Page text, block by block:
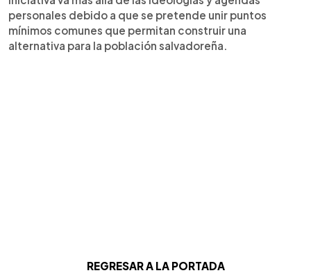
personales debido a que se pretende unir puntos
mínimos comunes que permitan construir una
alternativa para la población salvadoreña.
REGRESAR A LA PORTADA